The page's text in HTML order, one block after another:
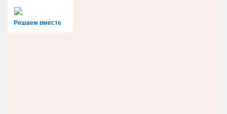
Решаем вместе